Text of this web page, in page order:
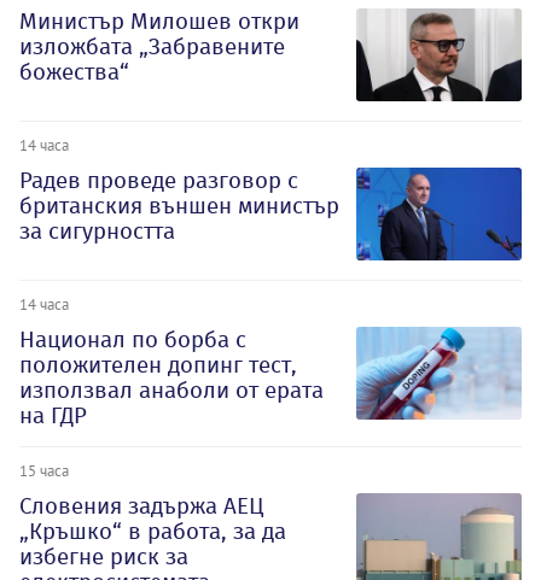
Министър Милошев откри
изложбата „Забравените
божества“
14 часа
Радев проведе разговор с
британския външен министър
за сигурността
14 часа
Национал по борба с
положителен допинг тест,
използвал анаболи от ерата
на ГДР
15 часа
Словения задържа АЕЦ
„Кръшко“ в работа, за да
избегне риск за